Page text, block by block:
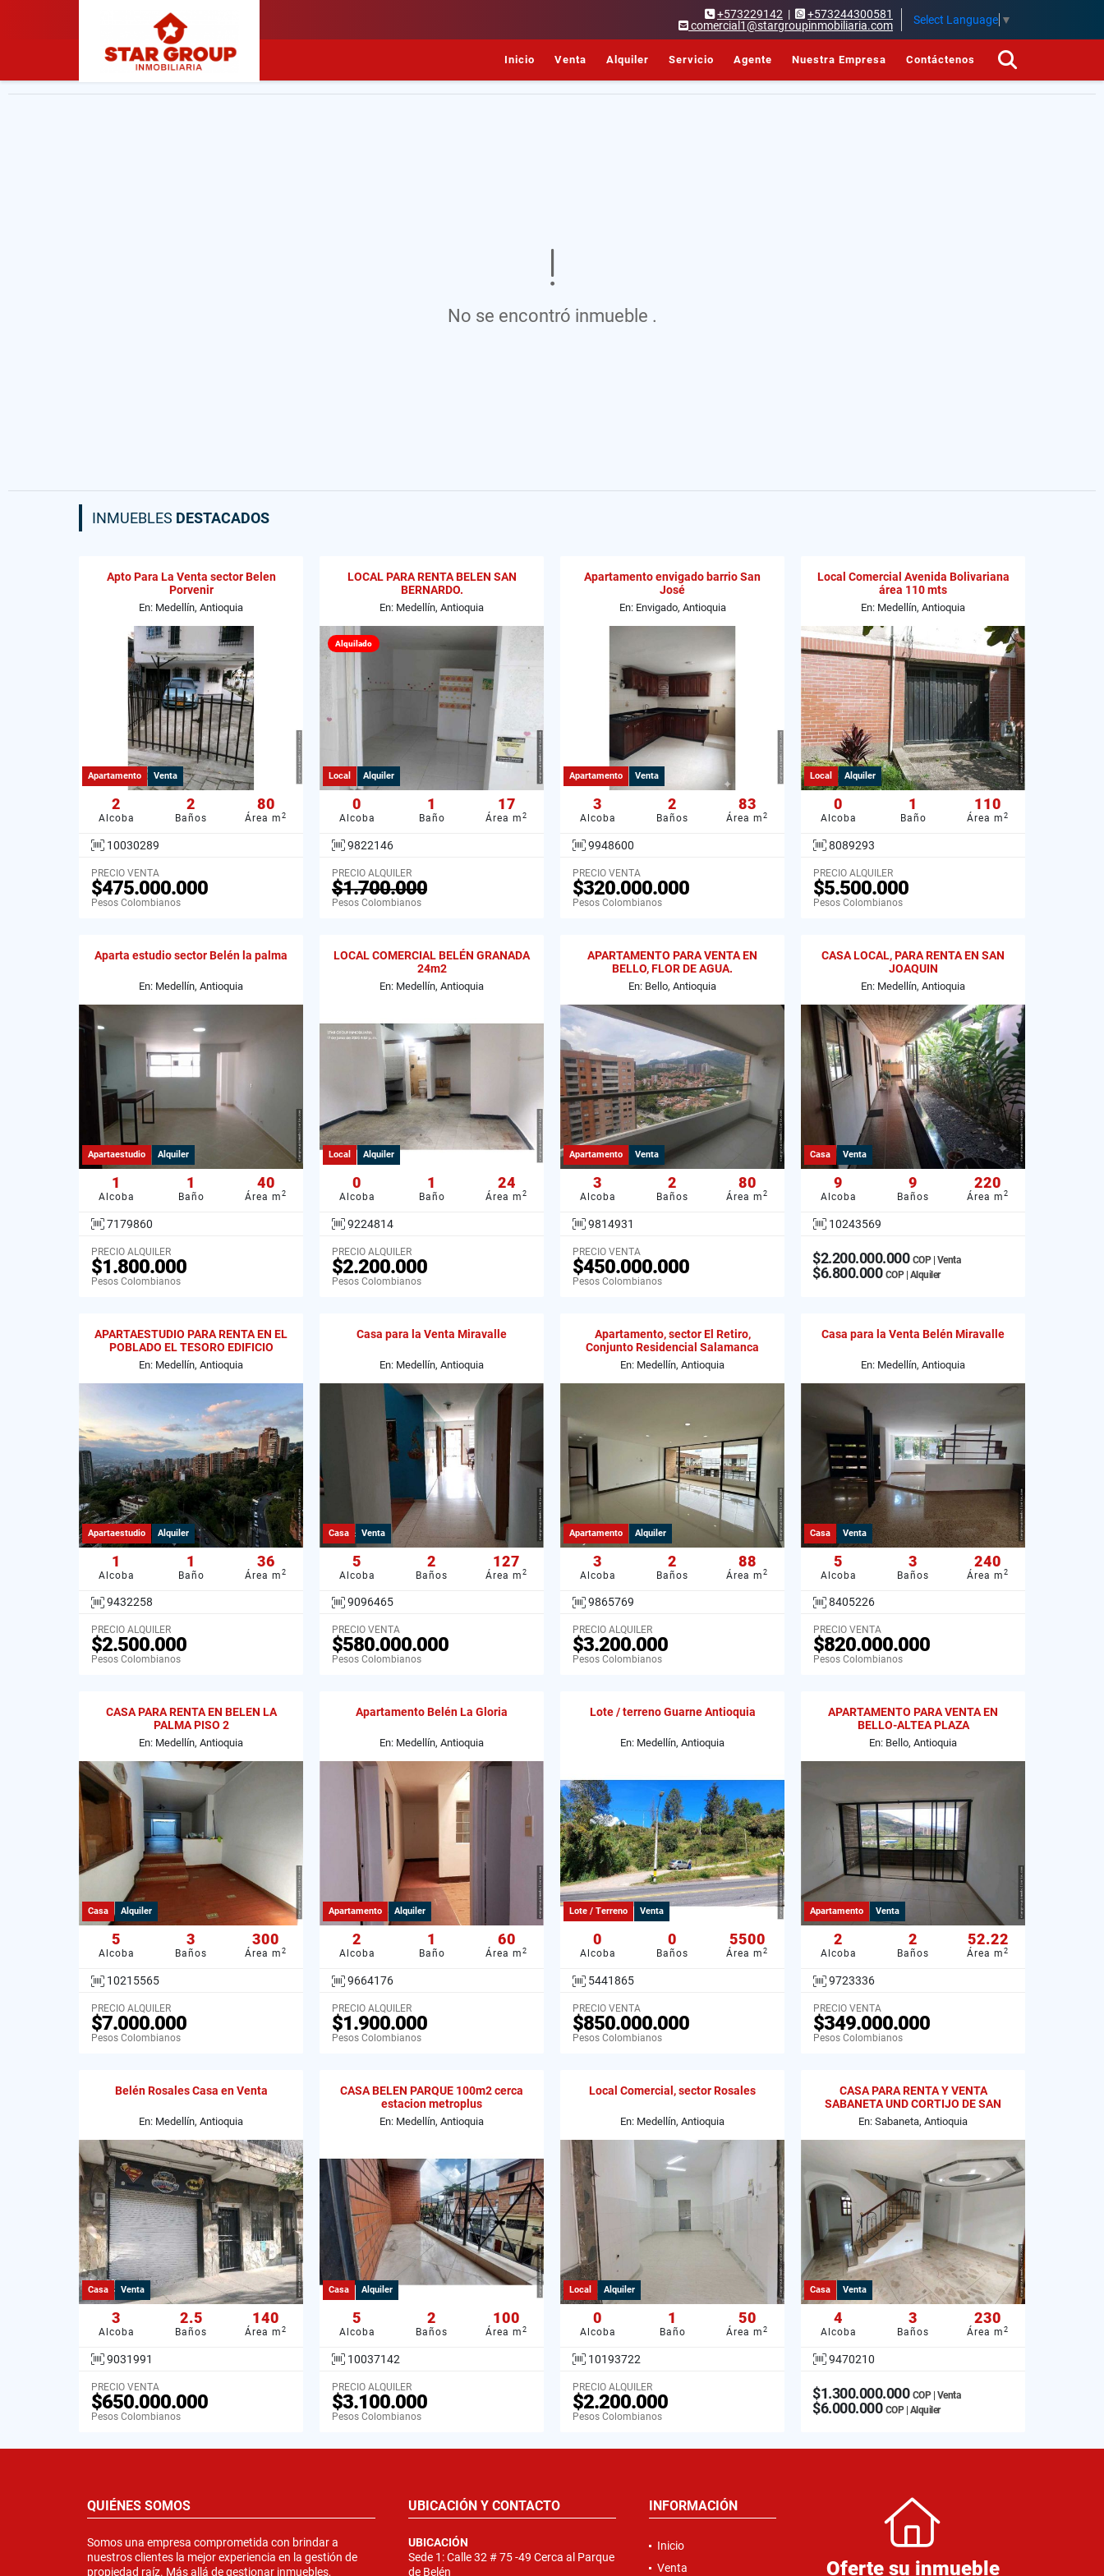
+573229142 |
+573244300581
comercial1@stargroupinmobiliaria.com
Select Language ▼
Inicio Venta Alquiler Servicio Agente Nuestra Empresa Contáctenos
No se encontró inmueble .
INMUEBLES DESTACADOS
Apto Para La Venta sector Belen
Porvenir
En: Medellín, Antioquia
Apartamento Venta
2
Alcoba
2
Baños
80
Área m 2
10030289
PRECIO VENTA
$475.000.000
Pesos Colombianos
LOCAL PARA RENTA BELEN SAN
BERNARDO.
En: Medellín, Antioquia
Alquilado
Local Alquiler
0
Alcoba
1
Baño
17
Área m 2
9822146
PRECIO ALQUILER
$1.700.000
Pesos Colombianos
Apartamento envigado barrio San
José
En: Envigado, Antioquia
Apartamento Venta
3
Alcoba
2
Baños
83
Área m 2
9948600
PRECIO VENTA
$320.000.000
Pesos Colombianos
Local Comercial Avenida Bolivariana
área 110 mts
En: Medellín, Antioquia
Local Alquiler
0
Alcoba
1
Baño
110
Área m 2
8089293
PRECIO ALQUILER
$5.500.000
Pesos Colombianos
Aparta estudio sector Belén la palma
En: Medellín, Antioquia
Apartaestudio Alquiler
1
Alcoba
1
Baño
40
Área m 2
7179860
PRECIO ALQUILER
$1.800.000
Pesos Colombianos
LOCAL COMERCIAL BELÉN GRANADA
24m2
En: Medellín, Antioquia
Local Alquiler
0
Alcoba
1
Baño
24
Área m 2
9224814
PRECIO ALQUILER
$2.200.000
Pesos Colombianos
APARTAMENTO PARA VENTA EN
BELLO, FLOR DE AGUA.
En: Bello, Antioquia
Apartamento Venta
3
Alcoba
2
Baños
80
Área m 2
9814931
PRECIO VENTA
$450.000.000
Pesos Colombianos
CASA LOCAL, PARA RENTA EN SAN
JOAQUIN
En: Medellín, Antioquia
Casa Venta
9
Alcoba
9
Baños
220
Área m 2
10243569
$2.200.000.000 COP | Venta
$6.800.000 COP | Alquiler
APARTAESTUDIO PARA RENTA EN EL
POBLADO EL TESORO EDIFICIO
OSLO.
En: Medellín, Antioquia
Apartaestudio Alquiler
1
Alcoba
1
Baño
36
Área m 2
9432258
PRECIO ALQUILER
$2.500.000
Pesos Colombianos
Casa para la Venta Miravalle
En: Medellín, Antioquia
Casa Venta
5
Alcoba
2
Baños
127
Área m 2
9096465
PRECIO VENTA
$580.000.000
Pesos Colombianos
Apartamento, sector El Retiro,
Conjunto Residencial Salamanca
En: Medellín, Antioquia
Apartamento Alquiler
3
Alcoba
2
Baños
88
Área m 2
9865769
PRECIO ALQUILER
$3.200.000
Pesos Colombianos
Casa para la Venta Belén Miravalle
En: Medellín, Antioquia
Casa Venta
5
Alcoba
3
Baños
240
Área m 2
8405226
PRECIO VENTA
$820.000.000
Pesos Colombianos
CASA PARA RENTA EN BELEN LA
PALMA PISO 2
En: Medellín, Antioquia
Casa Alquiler
5
Alcoba
3
Baños
300
Área m 2
10215565
PRECIO ALQUILER
$7.000.000
Pesos Colombianos
Apartamento Belén La Gloria
En: Medellín, Antioquia
Apartamento Alquiler
2
Alcoba
1
Baño
60
Área m 2
9664176
PRECIO ALQUILER
$1.900.000
Pesos Colombianos
Lote / terreno Guarne Antioquia
En: Medellín, Antioquia
Lote / Terreno Venta
0
Alcoba
0
Baños
5500
Área m 2
5441865
PRECIO VENTA
$850.000.000
Pesos Colombianos
APARTAMENTO PARA VENTA EN
BELLO-ALTEA PLAZA
En: Bello, Antioquia
Apartamento Venta
2
Alcoba
2
Baños
52.22
Área m 2
9723336
PRECIO VENTA
$349.000.000
Pesos Colombianos
Belén Rosales Casa en Venta
En: Medellín, Antioquia
Casa Venta
3
Alcoba
2.5
Baños
140
Área m 2
9031991
PRECIO VENTA
$650.000.000
Pesos Colombianos
CASA BELEN PARQUE 100m2 cerca
estacion metroplus
En: Medellín, Antioquia
Casa Alquiler
5
Alcoba
2
Baños
100
Área m 2
10037142
PRECIO ALQUILER
$3.100.000
Pesos Colombianos
Local Comercial, sector Rosales
En: Medellín, Antioquia
Local Alquiler
0
Alcoba
1
Baño
50
Área m 2
10193722
PRECIO ALQUILER
$2.200.000
Pesos Colombianos
CASA PARA RENTA Y VENTA
SABANETA UND CORTIJO DE SAN
JOSE LOMA SAN JOSE
En: Sabaneta, Antioquia
Casa Venta
4
Alcoba
3
Baños
230
Área m 2
9470210
$1.300.000.000 COP | Venta
$6.000.000 COP | Alquiler
QUIÉNES SOMOS
Somos una empresa comprometida con brindar a
nuestros clientes la mejor experiencia en la gestión de
propiedad raíz. Más allá de gestionar inmuebles,
UBICACIÓN Y CONTACTO
UBICACIÓN
Sede 1: Calle 32 # 75 -49 Cerca al Parque
de Belén
INFORMACIÓN
Inicio
Venta
Oferte su inmueble